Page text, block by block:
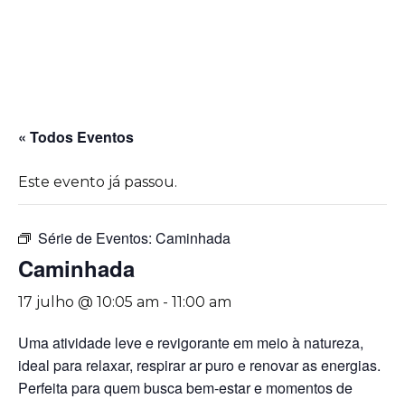
« Todos Eventos
Este evento já passou.
Série de Eventos: Caminhada
Caminhada
17 julho @ 10:05 am - 11:00 am
Uma atividade leve e revigorante em meio à natureza,
ideal para relaxar, respirar ar puro e renovar as energias.
Perfeita para quem busca bem-estar e momentos de